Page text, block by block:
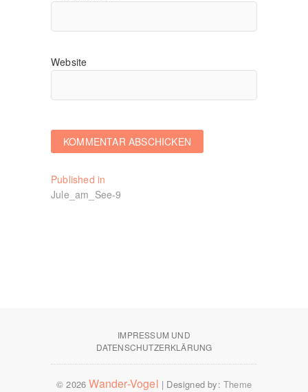
Website
Beitragsnavigation
Published in
Jule_am_See-9
IMPRESSUM UND
DATENSCHUTZERKLÄRUNG
© 2026Wander-Vogel | Designed by: Theme